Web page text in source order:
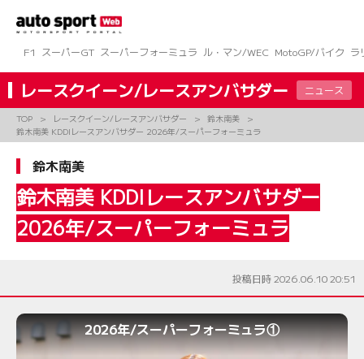
ツ
へ
ス
キ
プ
F1 スーパーGT スーパーフォーミュラ ル・マン/WEC MotoGP/バイク ラ
レースクイーン/レースアンバサダー ニュース
TOP レースクイーン/レースアンバサダー
鈴木南美
鈴木南美 KDDIレースアンバサダー 2026年/スーパーフォーミュラ
鈴木南美
鈴木南美 KDDIレースアンバサダー
2026年/スーパーフォーミュラ
投稿日時 2026.06.10 20:51
2026年/スーパーフォーミュラ①